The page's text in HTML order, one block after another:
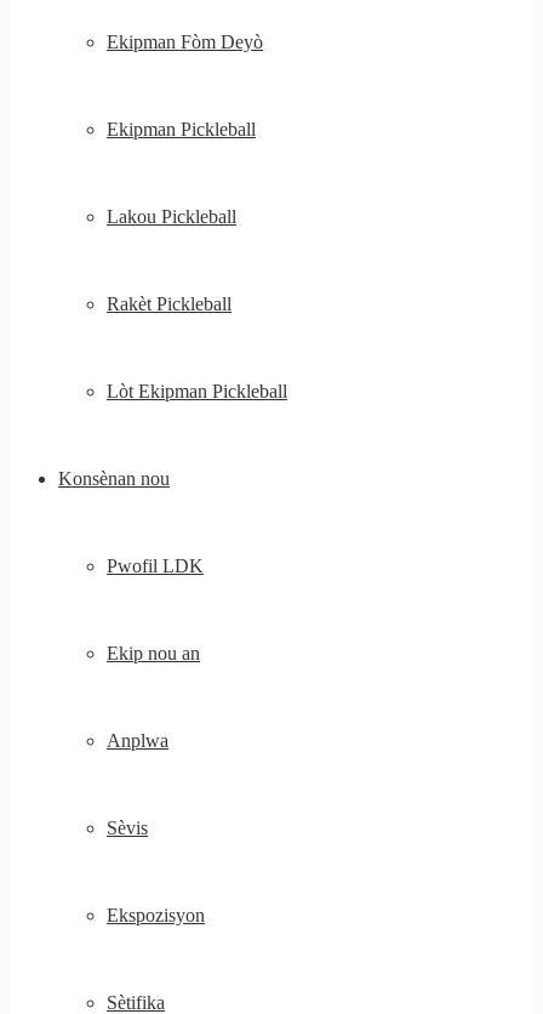
Ekipman Fòm Deyò
Ekipman Pickleball
Lakou Pickleball
Rakèt Pickleball
Lòt Ekipman Pickleball
Konsènan nou
Pwofil LDK
Ekip nou an
Anplwa
Sèvis
Ekspozisyon
Sètifika